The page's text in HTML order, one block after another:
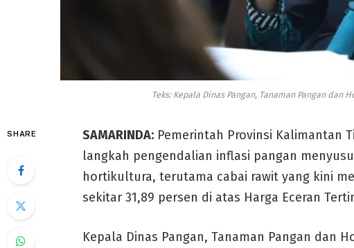
Teks: Kepala Dinas Pangan, Tanaman Pangan dan
SHARE SAMARINDA:Pemerintah Provinsi Kalimantan
langkah pengendalian inflasi pangan
hortikultura, terutama cabai rawit yang kini
sekitar 31,89 persen di atas Harga Eceran
Kepala Dinas Pangan, Tanaman Pangan dan